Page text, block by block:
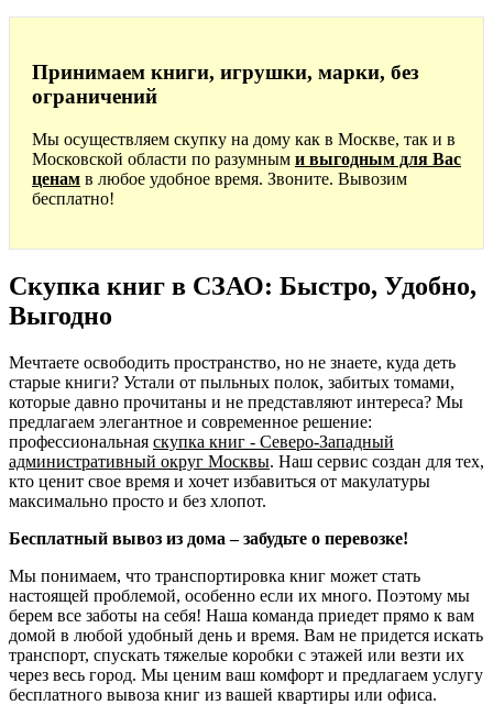
Принимаем книги, игрушки, марки, без
ограничений
Мы осуществляем скупку на дому как в Москве, так и в
Московской области по разумным и выгодным для Вас
ценам в любое удобное время. Звоните. Вывозим
бесплатно!
Скупка книг в СЗАО: Быстро, Удобно,
Выгодно
Мечтаете освободить пространство, но не знаете, куда деть
старые книги? Устали от пыльных полок, забитых томами,
которые давно прочитаны и не представляют интереса? Мы
предлагаем элегантное и современное решение:
профессиональная скупка книг - Северо-Западный
административный округ Москвы. Наш сервис создан для тех,
кто ценит свое время и хочет избавиться от макулатуры
максимально просто и без хлопот.
Бесплатный вывоз из дома – забудьте о перевозке!
Мы понимаем, что транспортировка книг может стать
настоящей проблемой, особенно если их много. Поэтому мы
берем все заботы на себя! Наша команда приедет прямо к вам
домой в любой удобный день и время. Вам не придется искать
транспорт, спускать тяжелые коробки с этажей или везти их
через весь город. Мы ценим ваш комфорт и предлагаем услугу
бесплатного вывоза книг из вашей квартиры или офиса.